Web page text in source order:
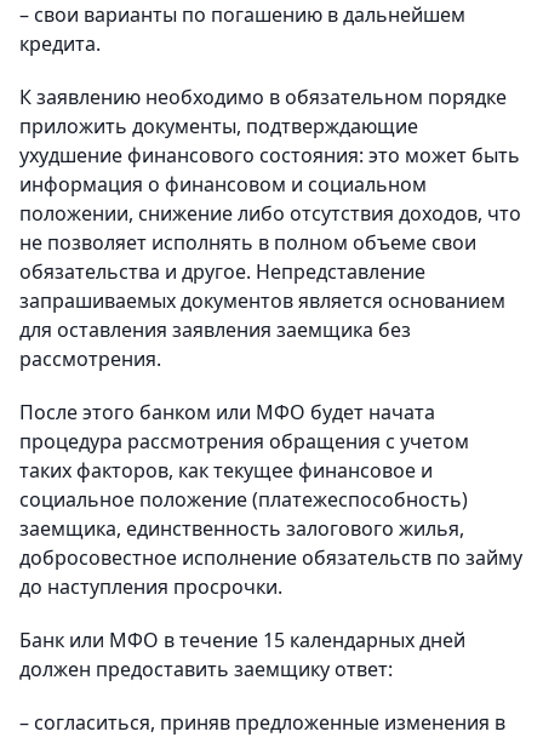
– свои варианты по погашению в дальнейшем
кредита.
К заявлению необходимо в обязательном порядке
приложить документы, подтверждающие
ухудшение финансового состояния: это может быть
информация о финансовом и социальном
положении, снижение либо отсутствия доходов, что
не позволяет исполнять в полном объеме свои
обязательства и другое. Непредставление
запрашиваемых документов является основанием
для оставления заявления заемщика без
рассмотрения.
После этого банком или МФО будет начата
процедура рассмотрения обращения с учетом
таких факторов, как текущее финансовое и
социальное положение (платежеспособность)
заемщика, единственность залогового жилья,
добросовестное исполнение обязательств по займу
до наступления просрочки.
Банк или МФО в течение 15 календарных дней
должен предоставить заемщику ответ:
– согласиться, приняв предложенные изменения в